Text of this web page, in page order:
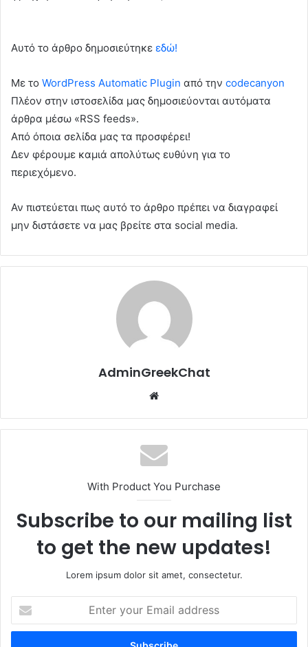
Αυτό το άρθρο δημοσιεύτηκε εδώ!
Με το WordPress Automatic Plugin από την codecanyon
Πλέον στην ιστοσελίδα μας δημοσιεύονται αυτόματα
άρθρα μέσω «RSS feeds».
Από όποια σελίδα μας τα προσφέρει!
Δεν φέρουμε καμιά απολύτως ευθύνη για το
περιεχόμενο.
Αν πιστεύεται πως αυτό το άρθρο πρέπει να διαγραφεί
μην διστάσετε να μας βρείτε στα social media.
AdminGreekChat
With Product You Purchase
Subscribe to our mailing list
to get the new updates!
Lorem ipsum dolor sit amet, consectetur.
your
Email